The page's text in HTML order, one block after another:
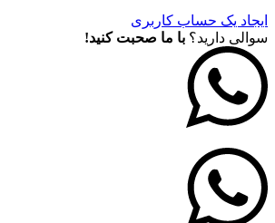
ایجاد یک حساب کاربری
سوالی دارید؟ با ما صحبت کنید!